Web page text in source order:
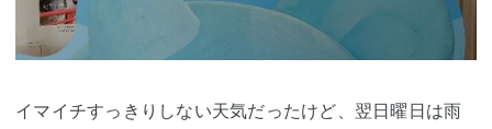
イマイチすっきりしない天気だったけど、翌日曜日は雨